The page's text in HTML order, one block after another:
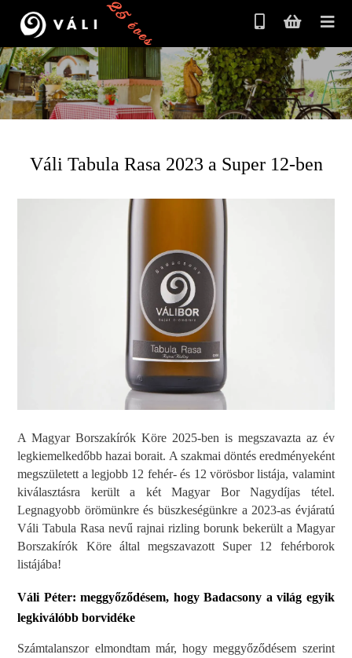
25 éves
Váli Tabula Rasa 2023 a Super 12-ben
A Magyar Borszakírók Köre 2025-ben is megszavazta az év
legkiemelkedőbb hazai borait. A szakmai döntés eredményeként
megszületett a legjobb 12 fehér- és 12 vörösbor listája, valamint
kiválasztásra került a két Magyar Bor Nagydíjas tétel.
Legnagyobb örömünkre és büszkeségünkre a 2023-as évjáratú
Váli Tabula Rasa nevű rajnai rizling borunk bekerült a Magyar
Borszakírók Köre által megszavazott Super 12 fehérborok
listájába!
Váli Péter: meggyőződésem, hogy Badacsony a világ egyik
legkiválóbb borvidéke
Számtalanszor elmondtam már, hogy meggyőződésem szerint